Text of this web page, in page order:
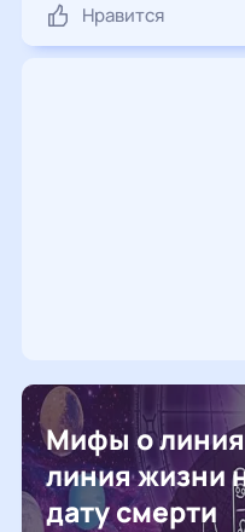
Нравится
Мифы о
линия жизни
дату смерти